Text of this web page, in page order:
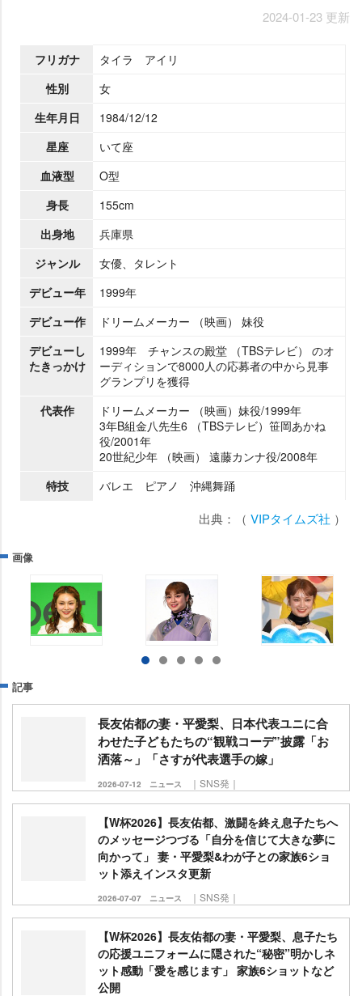
2024-01-23 更新
フリガナ
タイラ アイリ
性別
女
生年月日
1984/12/12
星座
いて座
血液型
O型
身長
155cm
出身地
兵庫県
ジャンル
女優、タレント
デビュー年
1999年
デビュー作
ドリームメーカー （映画） 妹役
デビューし
たきっかけ
1999年 チャンスの殿堂 （TBSテレビ） のオ
ーディションで8000人の応募者の中から見事
グランプリを獲得
代表作
ドリームメーカー （映画）妹役/1999年
3年B組金八先生6 （TBSテレビ）笹岡あかね
役/2001年
20世紀少年 （映画） 遠藤カンナ役/2008年
特技
バレエ ピアノ 沖縄舞踊
出典：（ VIPタイムズ社 ）
画像
記事
長友佑都の妻・平愛梨、日本代表ユニに合
わせた子どもたちの“観戦コーデ”披露「お
洒落～」「さすが代表選手の嫁」
2026-07-12 ニュース ｜SNS発｜
【W杯2026】長友佑都、激闘を終え息子たちへ
のメッセージつづる「自分を信じて大きな夢に
向かって」 妻・平愛梨&わが子との家族6ショ
ット添えインスタ更新
2026-07-07 ニュース ｜SNS発｜
【W杯2026】長友佑都の妻・平愛梨、息子たち
の応援ユニフォームに隠された“秘密”明かしネ
ット感動「愛を感じます」 家族6ショットなど
公開